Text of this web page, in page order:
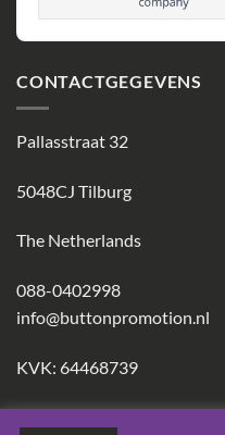
CONTACTGEGEVENS
Pallasstraat 32
5048CJ Tilburg
The Netherlands
088-0402998
info@buttonpromotion.nl
KVK: 64468739